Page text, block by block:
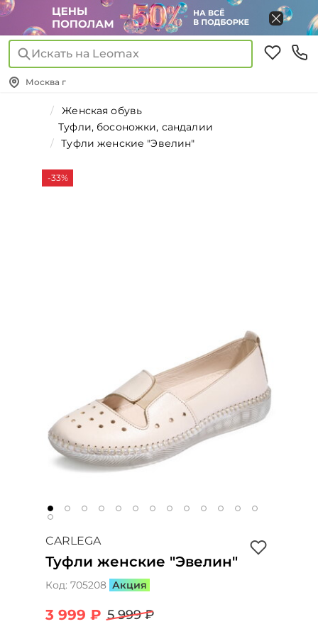
Искать на Leomax
Москва г
Женская обувь
Туфли, босоножки, сандалии
Туфли женские "Эвелин"
-33%
CARLEGA
Туфли женские "Эвелин"
Код: 705208 Акция
3 999 ₽ 5 999 ₽